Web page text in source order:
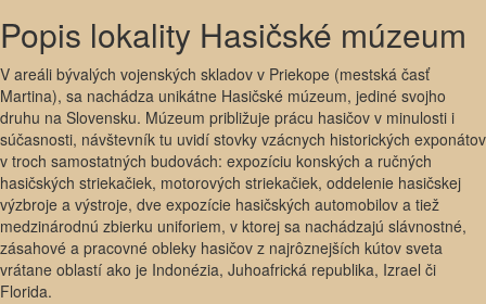
Popis lokality Hasičské múzeum
V areáli bývalých vojenských skladov v Priekope (mestská časť
Martina), sa nachádza unikátne Hasičské múzeum, jediné svojho
druhu na Slovensku. Múzeum približuje prácu hasičov v minulosti i
súčasnosti, návštevník tu uvidí stovky vzácnych historických exponátov
v troch samostatných budovách: expozíciu konských a ručných
hasičských striekačiek, motorových striekačiek, oddelenie hasičskej
výzbroje a výstroje, dve expozície hasičských automobilov a tiež
medzinárodnú zbierku uniforiem, v ktorej sa nachádzajú slávnostné,
zásahové a pracovné obleky hasičov z najrôznejších kútov sveta
vrátane oblastí ako je Indonézia, Juhoafrická republika, Izrael či
Florida.